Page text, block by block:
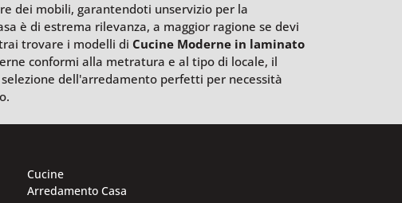
dei mobili, garantendoti unservizio per la
è di estrema rilevanza, a maggior ragione se devi
trovare i modelli di Cucine Moderne in laminato
conformi alla metratura e al tipo di locale, il
dell'arredamento perfetti per necessità
Cucine
Arredamento Casa